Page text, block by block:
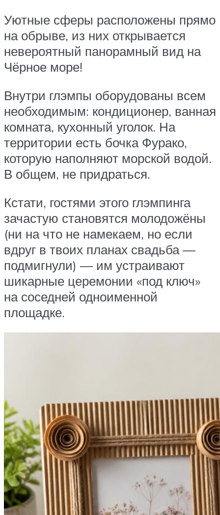
Уютные сферы расположены прямо
на обрыве, из них открывается
невероятный панорамный вид на
Чёрное море!
Внутри глэмпы оборудованы всем
необходимым: кондиционер, ванная
комната, кухонный уголок. На
территории есть бочка Фурако,
которую наполняют морской водой.
В общем, не придраться.
Кстати, гостями этого глэмпинга
зачастую становятся молодожёны
(ни на что не намекаем, но если
вдруг в твоих планах свадьба —
подмигнули) — им устраивают
шикарные церемонии «под ключ»
на соседней одноименной
площадке.